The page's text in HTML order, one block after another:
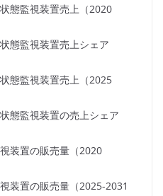
態監視装置売上（2020
態監視装置売上シェア
態監視装置売上（2025
態監視装置の売上シェア
装置の販売量（2020
装置の販売量（2025-2031